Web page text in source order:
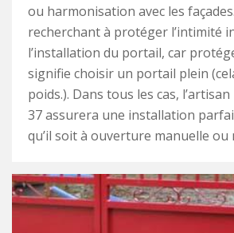
ou harmonisation avec les
recherchant à protéger l’intimité
l’installation du portail, car
signifie choisir un portail plein
poids.). Dans tous les cas,
37 assurera une installation
qu’il soit à ouverture manuelle ou